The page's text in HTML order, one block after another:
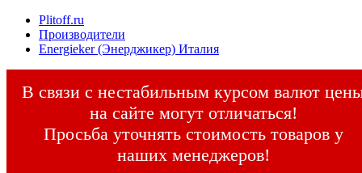
Plitoff.ru
Производители
Energieker (Энерджикер) Италия
В связи с нестабильным курсом валют
на сайте могут отличаться!
Просьба уточнять стоимость товаров у
наших менеджеров!